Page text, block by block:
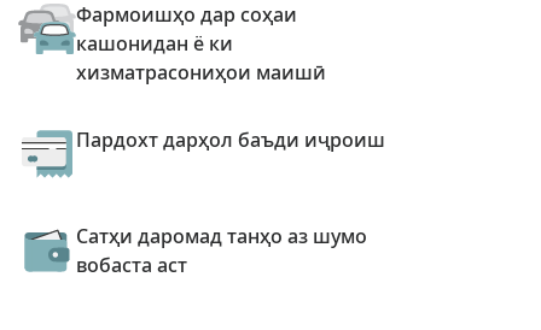
Фармоишҳо дар соҳаи
кашонидан ё ки
хизматрасониҳои маишӣ
Пардохт дарҳол баъди иҷроиш
Сатҳи даромад танҳо аз шумо
вобаста аст